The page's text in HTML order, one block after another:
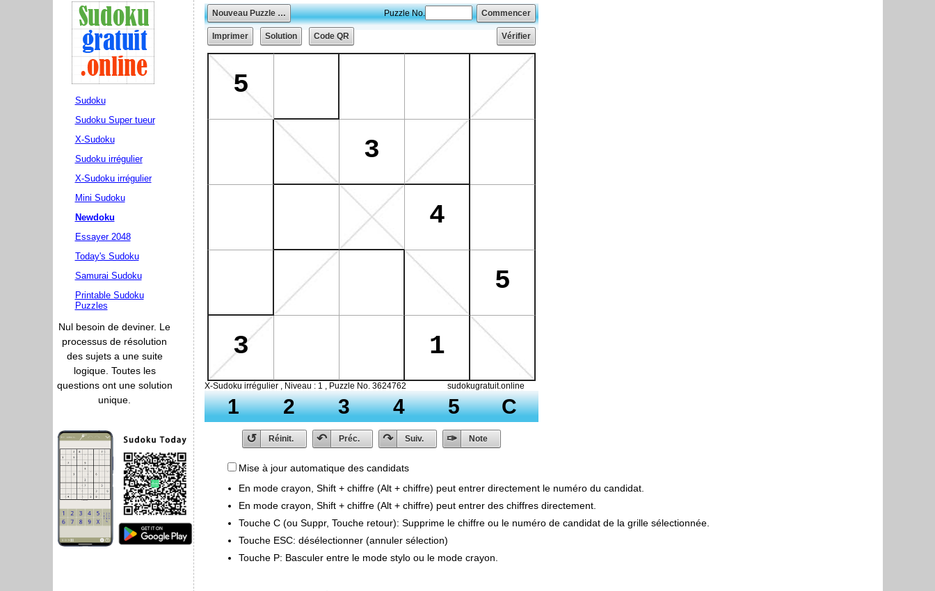
Sudoku
Sudoku Super tueur
X-Sudoku
Sudoku irrégulier
X-Sudoku irrégulier
Mini Sudoku
Newdoku
Essayer 2048
Today's Sudoku
Samurai Sudoku
Printable Sudoku
Puzzles
Nul besoin de deviner. Le
processus de résolution
des sujets a une suite
logique. Toutes les
questions ont une solution
unique.
Mise à jour automatique des candidats
En mode crayon, Shift + chiffre (Alt + chiffre) peut entrer directement le numéro du candidat.
En mode crayon, Shift + chiffre (Alt + chiffre) peut entrer des chiffres directement.
Touche C (ou Suppr, Touche retour): Supprime le chiffre ou le numéro de candidat de la grille sélectionnée.
Touche ESC: désélectionner (annuler sélection)
Touche P: Basculer entre le mode stylo ou le mode crayon.